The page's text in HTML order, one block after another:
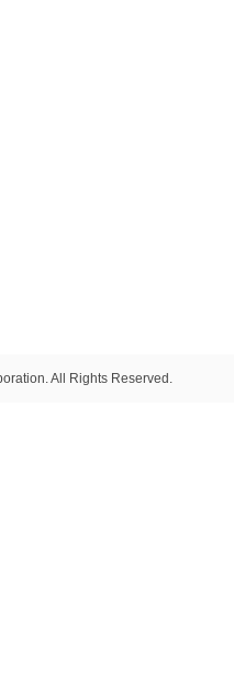
All Rights Reserved.